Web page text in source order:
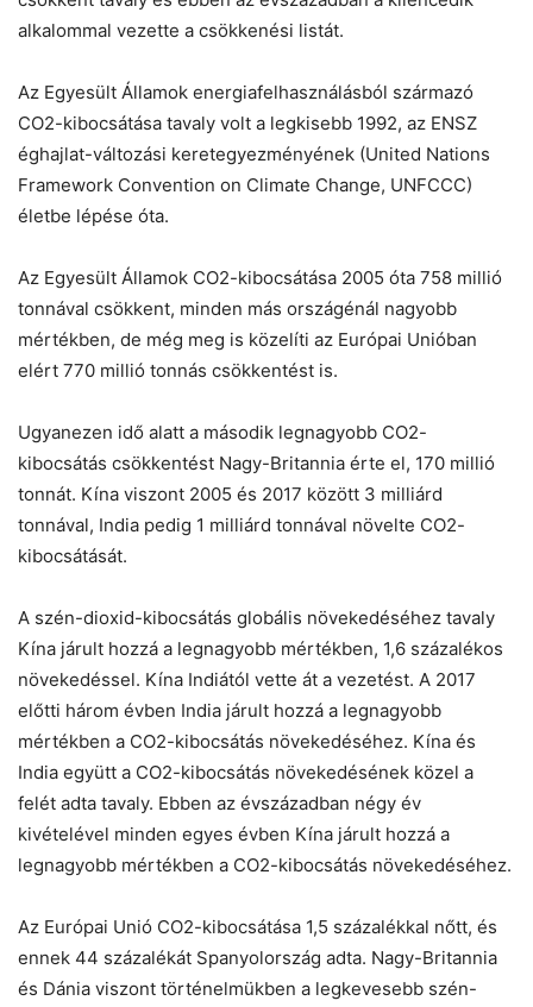
alkalommal vezette a csökkenési listát.
Az Egyesült Államok energiafelhasználásból származó
CO2-kibocsátása tavaly volt a legkisebb 1992, az ENSZ
éghajlat-változási keretegyezményének (United Nations
Framework Convention on Climate Change, UNFCCC)
életbe lépése óta.
Az Egyesült Államok CO2-kibocsátása 2005 óta 758 millió
tonnával csökkent, minden más országénál nagyobb
mértékben, de még meg is közelíti az Európai Unióban
elért 770 millió tonnás csökkentést is.
Ugyanezen idő alatt a második legnagyobb CO2-
kibocsátás csökkentést Nagy-Britannia érte el, 170 millió
tonnát. Kína viszont 2005 és 2017 között 3 milliárd
tonnával, India pedig 1 milliárd tonnával növelte CO2-
kibocsátását.
A szén-dioxid-kibocsátás globális növekedéséhez tavaly
Kína járult hozzá a legnagyobb mértékben, 1,6 százalékos
növekedéssel. Kína Indiától vette át a vezetést. A 2017
előtti három évben India járult hozzá a legnagyobb
mértékben a CO2-kibocsátás növekedéséhez. Kína és
India együtt a CO2-kibocsátás növekedésének közel a
felét adta tavaly. Ebben az évszázadban négy év
kivételével minden egyes évben Kína járult hozzá a
legnagyobb mértékben a CO2-kibocsátás növekedéséhez.
Az Európai Unió CO2-kibocsátása 1,5 százalékkal nőtt, és
ennek 44 százalékát Spanyolország adta. Nagy-Britannia
és Dánia viszont történelmükben a legkevesebb szén-
Helló! Miben segíthetek ma?